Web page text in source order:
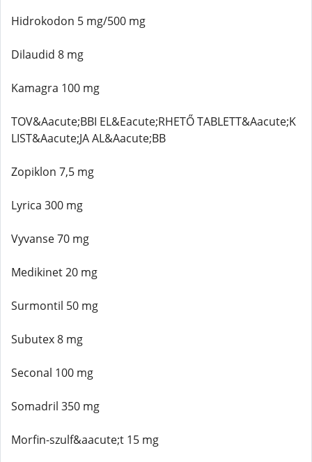
Hidrokodon 5 mg/500 mg
Dilaudid 8 mg
Kamagra 100 mg
TOV&Aacute;BBI EL&Eacute;RHETŐ TABLETT&Aacute;K
LIST&Aacute;JA AL&Aacute;BB
Zopiklon 7,5 mg
Lyrica 300 mg
Vyvanse 70 mg
Medikinet 20 mg
Surmontil 50 mg
Subutex 8 mg
Seconal 100 mg
Somadril 350 mg
Morfin-szulf&aacute;t 15 mg